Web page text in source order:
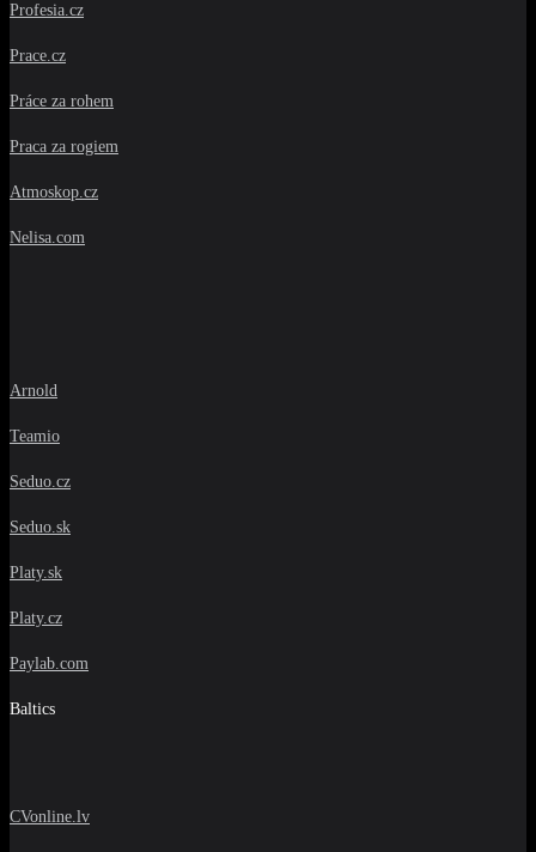
Profesia.cz
Prace.cz
Práce za rohem
Praca za rogiem
Atmoskop.cz
Nelisa.com
Arnold
Teamio
Seduo.cz
Seduo.sk
Platy.sk
Platy.cz
Paylab.com
Baltics
CVonline.lv